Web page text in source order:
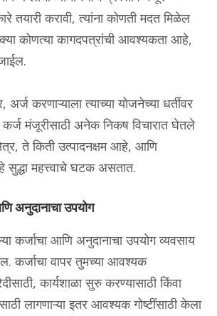
तयारी करावी, त्यांना कोणती मदत मिळेल
कोणत्या कागदपत्रांची आवश्यकता आहे,
अर्ज करणाऱ्याला त्याच्या योजनेच्या धर्तीवर
मंजूरीसाठी अनेक निकष विचारात घेतले
ते किती उत्पादनक्षम आहे, आणि
सुद्धा महत्त्वाचे घटक असतात.
अनुदानाचा उपयोग
कर्जाचा आणि अनुदानाचा उपयोग व्यवसाय
कर्जाचा वापर तुमच्या आवश्यक
कार्यशाळा सुरु करण्यासाठी किंवा
लागणाऱ्या इतर आवश्यक गोष्टींसाठी केला